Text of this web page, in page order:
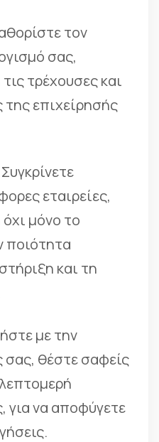
τον
σας,
τρέχουσες και
της επιχείρησής
Συγκρίνετε
εταιρείες,
μόνο το
ποιότητα
και τη
με την
σας, θέστε σαφείς
να αποφύγετε